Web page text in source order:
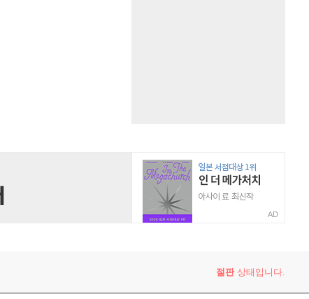
AD
절판상태입니다.